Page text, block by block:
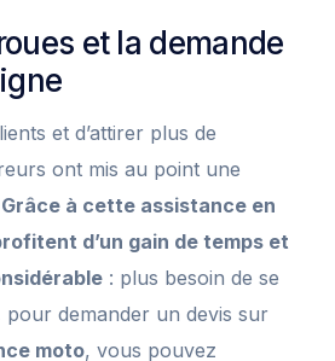
et la demande
et d’attirer plus de
ont mis au point une
Grâce à cette assistance en
d’un gain de temps et
: plus besoin de se
pour demander un devis sur
moto, vous pouvez